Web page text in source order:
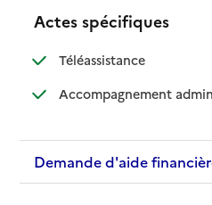
Actes spécifiques
Téléassistance: disponible
: non disponible
Accompagnement
Demande d'aide